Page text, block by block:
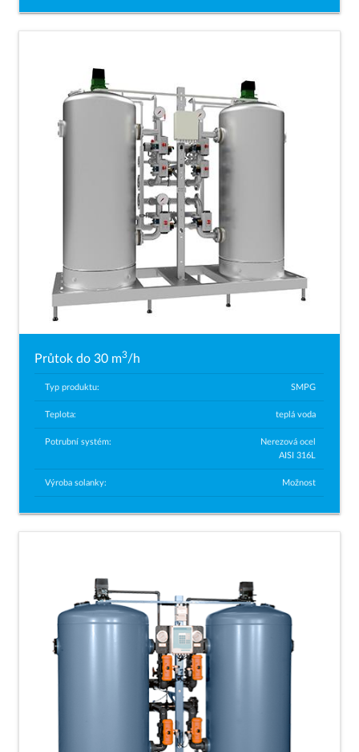
Průtok do 30 m3/h
Typ produktu: SMPG
Teplota: teplá voda
Potrubní systém:
Nerezová ocel
AISI 316L
Výroba solanky: Možnost